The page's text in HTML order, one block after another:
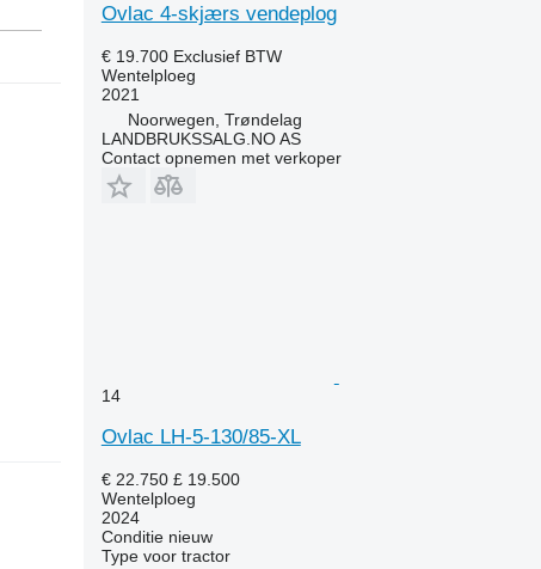
Ovlac 4-skjærs vendeplog
€ 19.700 Exclusief BTW
Wentelploeg
2021
Noorwegen, Trøndelag
LANDBRUKSSALG.NO AS
Contact opnemen met verkoper
14
Ovlac LH-5-130/85-XL
€ 22.750 £ 19.500
Wentelploeg
2024
Conditienieuw
Type voor tractor